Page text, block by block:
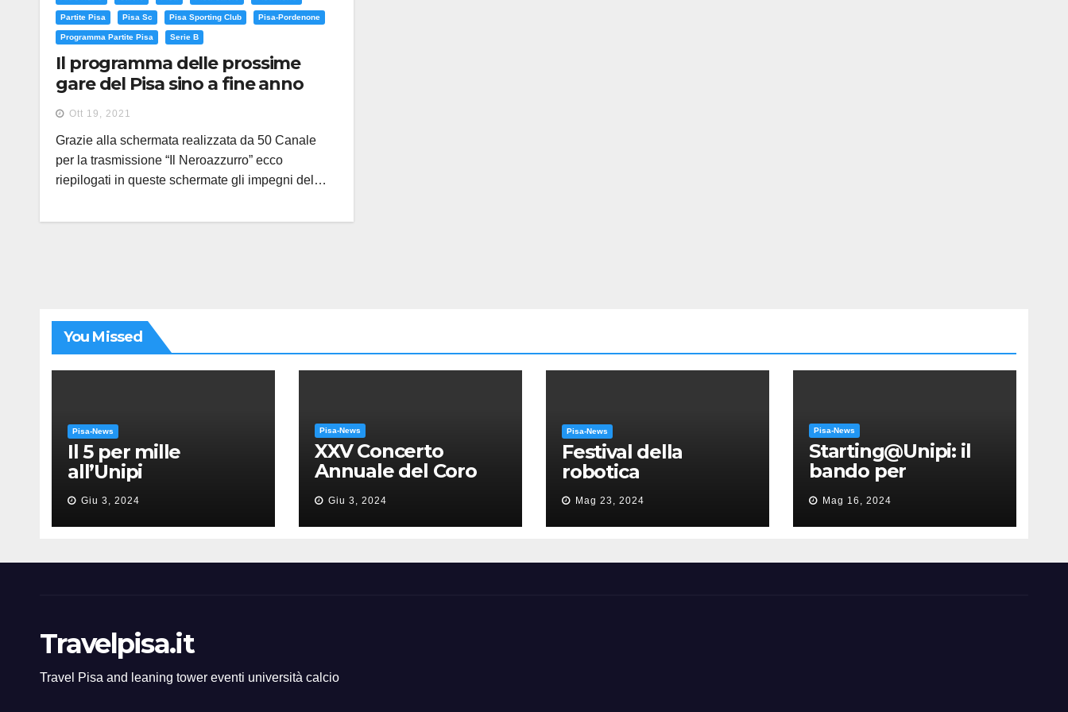
Partite Pisa Pisa Sc Pisa Sporting Club Pisa-Pordenone
Programma Partite Pisa Serie B
Il programma delle prossime
gare del Pisa sino a fine anno
Ott 19, 2021
Grazie alla schermata realizzata da 50 Canale
per la trasmissione “Il Neroazzurro” ecco
riepilogati in queste schermate gli impegni del…
You Missed
Pisa-News
Il 5 per mille
all’Unipi
Giu 3, 2024
Pisa-News
XXV Concerto
Annuale del Coro
dell’Università: la
“Messa in gloria” di
Giacomo Puccini
Giu 3, 2024
Pisa-News
Festival della
robotica
Mag 23, 2024
Pisa-News
Starting@Unipi: il
bando per
supportare la
partecipazione
all’ERC Starting
Mag 16, 2024
Travelpisa.it
Travel Pisa and leaning tower eventi università calcio